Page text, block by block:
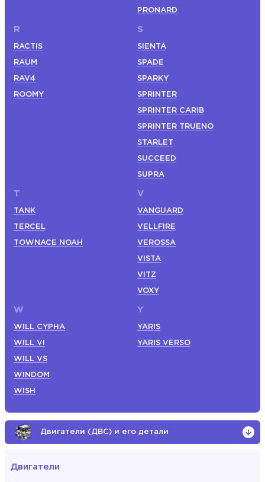
PRONARD
R
RACTIS
RAUM
RAV4
ROOMY
S
SIENTA
SPADE
SPARKY
SPRINTER
SPRINTER CARIB
SPRINTER TRUENO
STARLET
SUCCEED
SUPRA
T
TANK
TERCEL
TOWNACE NOAH
V
VANGUARD
VELLFIRE
VEROSSA
VISTA
VITZ
VOXY
W
WILL CYPHA
WILL VI
WILL VS
WINDOM
WISH
Y
YARIS
YARIS VERSO
Двигатели (ДВС) и его детали
Двигатели